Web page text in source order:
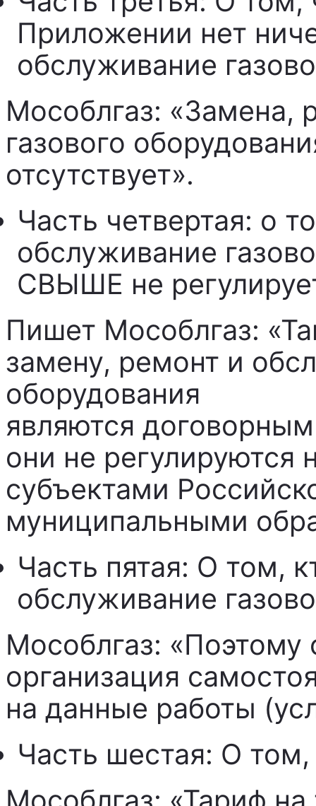
Приложении нет
обслуживание
Мособлгаз: «Замена,
газового
отсутствует».
Часть четвертая: о
обслуживание
СВЫШЕ не
Пишет Мособлгаз:
замену, ремонт и
оборудования
являются
они не регулируются
субъектами
муниципальными
Часть пятая: О том,
обслуживание
Мособлгаз: «Поэтому
организация
на данные работы
Часть шестая: О